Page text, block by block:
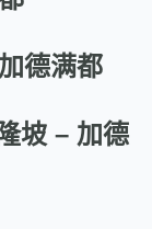
德满都
坡 – 加德